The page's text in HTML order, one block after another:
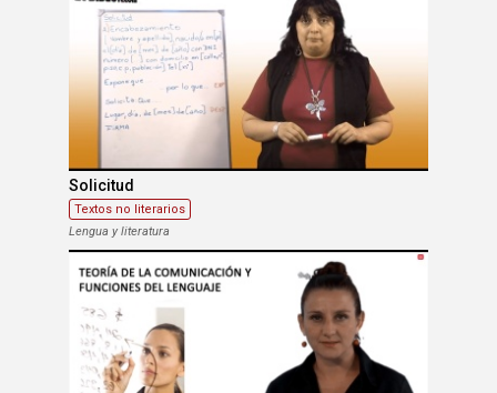
Solicitud
Textos no literarios
Lengua y literatura